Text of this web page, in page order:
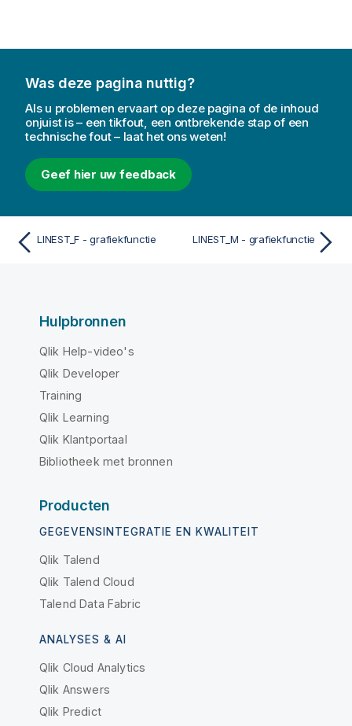
Was deze pagina nuttig?
Als u problemen ervaart op deze pagina of de inhoud
onjuist is – een tikfout, een ontbrekende stap of een
technische fout – laat het ons weten!
Geef hier uw feedback
LINEST_F - grafiekfunctie LINEST_M - grafiekfunctie
Hulpbronnen
Qlik Help-video's
Qlik Developer
Training
Qlik Learning
Qlik Klantportaal
Bibliotheek met bronnen
Producten
GEGEVENSINTEGRATIE EN KWALITEIT
Qlik Talend
Qlik Talend Cloud
Talend Data Fabric
ANALYSES & AI
Qlik Cloud Analytics
Qlik Answers
Qlik Predict